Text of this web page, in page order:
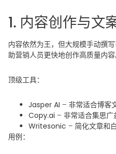
1. 内容创作与文
内容依然为王，但大规模手动撰
助营销人员更快地创作高质量内容
顶级工具：
Jasper AI – 非常适合博客
Copy.ai – 非常适合集思广
Writesonic – 简化文章和
用例：